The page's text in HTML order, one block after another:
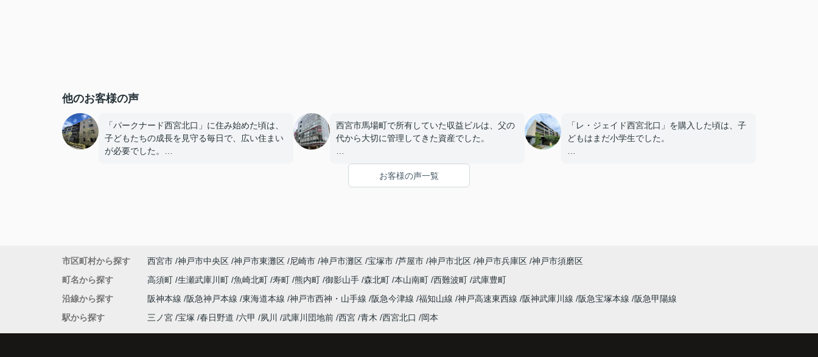
他のお客様の声
「パークナード西宮北口」に住み始めた頃は、
子どもたちの成長を見守る毎日で、広い住まい
が必要でした。
と話すことが多くなりました。
良い広さの住まいへ住み替えることを決めまし
西宮市馬場町で所有していた収益ビルは、父の
代から大切に管理してきた資産でした。
店舗や事務所の入居者様にも恵まれ、長年安定
した賃貸経営を続けてきましたが、建物の修繕
や設備更新など、管理の負担が年々大きくなっ
もしれない。」
インフィニティエステートさんへ相談すると、
「レ・ジェイド西宮北口」を購入した頃は、子
どもはまだ小学生でした。
を選びたい。」
お客様の声一覧
市区町村から探す 西宮市 神戸市中央区 神戸市東灘区 尼崎市 神戸市灘区 宝塚市 芦屋市 神戸市北区 神戸市兵庫区 神戸市須磨区
町名から探す
高須町 生瀬武庫川町 魚崎北町 寿町 熊内町 御影山手 森北町 本山南町 西難波町 武庫豊町
沿線から探す
阪神本線 阪急神戸本線 東海道本線 神戸市西神・山手線 阪急今津線 福知山線 神戸高速東西線 阪神武庫川線 阪急宝塚本線
阪急甲陽線
駅から探す
三ノ宮 宝塚 春日野道 六甲 夙川 武庫川団地前 西宮 青木 西宮北口 岡本